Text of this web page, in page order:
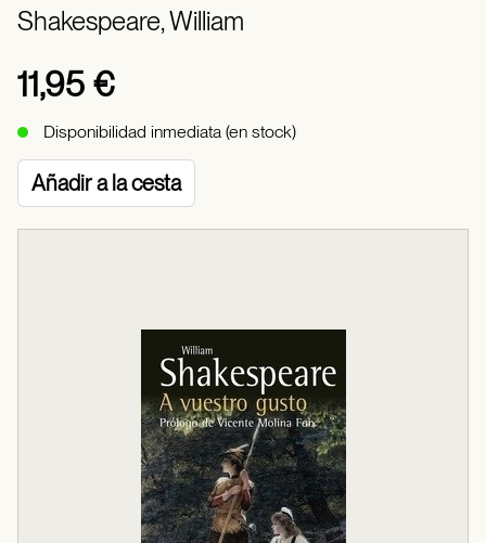
Shakespeare, William
11,95 €
Disponibilidad inmediata (en stock)
Añadir a la cesta